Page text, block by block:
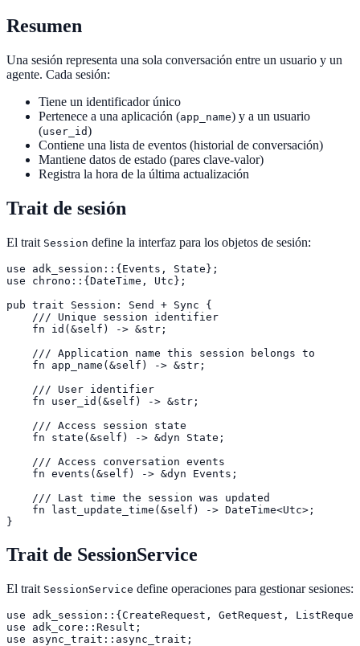
Resumen
Una sesión representa una sola conversación entre un usuario y un
agente. Cada sesión:
Tiene un identificador único
Pertenece a una aplicación (app_name) y a un usuario
(user_id)
Contiene una lista de eventos (historial de conversación)
Mantiene datos de estado (pares clave-valor)
Registra la hora de la última actualización
Trait de sesión
El trait Session define la interfaz para los objetos de sesión:
use adk_session::{Events, State};
use chrono::{DateTime, Utc};
pub trait Session: Send + Sync {
    /// Unique session identifier
    fn id(&self) -> &str;
    /// Application name this session belongs to
    fn app_name(&self) -> &str;
    /// User identifier
    fn user_id(&self) -> &str;
    /// Access session state
    fn state(&self) -> &dyn State;
    /// Access conversation events
    fn events(&self) -> &dyn Events;
    /// Last time the session was updated
    fn last_update_time(&self) -> DateTime<Utc>;
}
Trait de SessionService
El trait SessionService define operaciones para gestionar sesiones:
use adk_session::{CreateRequest, GetRequest,
use adk_core::Result;
use async_trait::async_trait;